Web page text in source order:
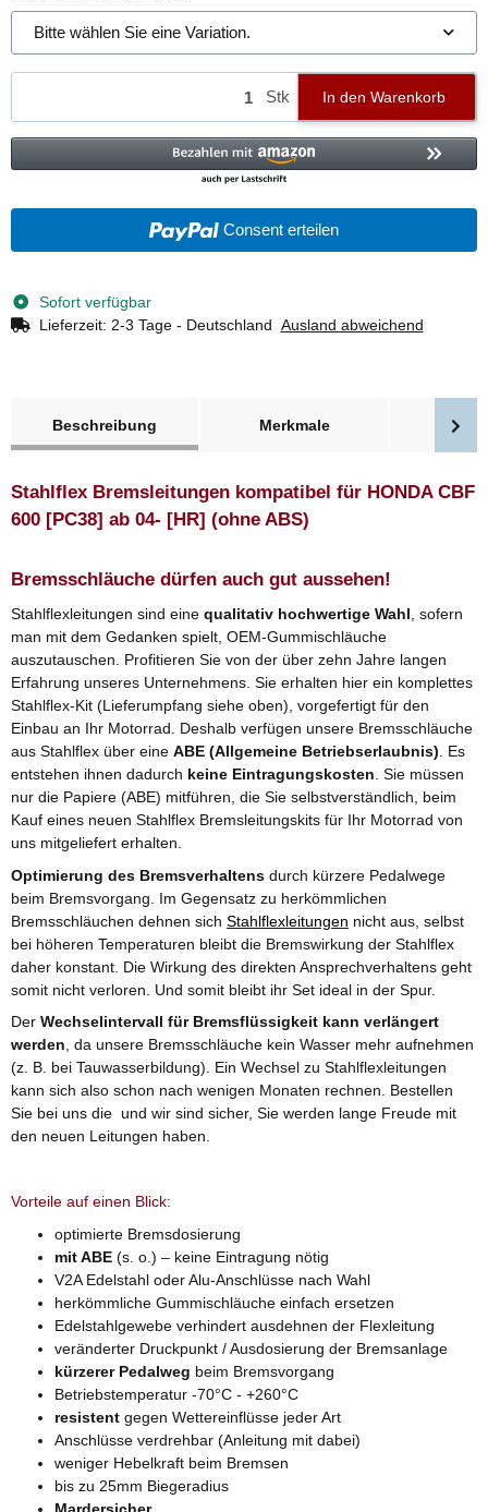
Bitte wählen Sie eine Variation.
Stk In den Warenkorb
Consent erteilen
Sofort verfügbar
Lieferzeit: 2-3 Tage - Deutschland Ausland abweichend
Beschreibung
Merkmale
Stahlflex Bremsleitungen kompatibel für HONDA CBF
600 [PC38] ab 04- [HR] (ohne ABS)
Bremsschläuche dürfen auch gut aussehen!
Stahlflexleitungen sind eine qualitativ hochwertige Wahl , sofern
man mit dem Gedanken spielt, OEM-Gummischläuche
auszutauschen. Profitieren Sie von der über zehn Jahre langen
Erfahrung unseres Unternehmens. Sie erhalten hier ein komplettes
Stahlflex-Kit (Lieferumpfang siehe oben), vorgefertigt für den
Einbau an Ihr Motorrad. Deshalb verfügen unsere Bremsschläuche
aus Stahlflex über eine ABE (Allgemeine Betriebserlaubnis) . Es
entstehen ihnen dadurch keine Eintragungskosten . Sie müssen
nur die Papiere (ABE) mitführen, die Sie selbstverständlich, beim
Kauf eines neuen Stahlflex Bremsleitungskits für Ihr Motorrad von
uns mitgeliefert erhalten.
Optimierung des Bremsverhaltens durch kürzere Pedalwege
beim Bremsvorgang. Im Gegensatz zu herkömmlichen
Bremsschläuchen dehnen sich Stahlflexleitungen nicht aus, selbst
bei höheren Temperaturen bleibt die Bremswirkung der Stahlflex
daher konstant. Die Wirkung des direkten Ansprechverhaltens geht
somit nicht verloren. Und somit bleibt ihr Set ideal in der Spur.
Der Wechselintervall für Bremsflüssigkeit kann verlängert
werden, da unsere Bremsschläuche kein Wasser mehr aufnehmen
(z. B. bei Tauwasserbildung). Ein Wechsel zu Stahlflexleitungen
kann sich also schon nach wenigen Monaten rechnen. Bestellen
Sie bei uns die und wir sind sicher, Sie werden lange Freude mit
den neuen Leitungen haben.
Vorteile auf einen Blick:
optimierte Bremsdosierung
mit ABE (s. o.) – keine Eintragung nötig
V2A Edelstahl oder Alu-Anschlüsse nach Wahl
herkömmliche Gummischläuche einfach ersetzen
Edelstahlgewebe verhindert ausdehnen der Flexleitung
veränderter Druckpunkt / Ausdosierung der Bremsanlage
kürzerer Pedalweg beim Bremsvorgang
Betriebstemperatur -70°C - +260°C
resistent gegen Wettereinflüsse jeder Art
Anschlüsse verdrehbar (Anleitung mit dabei)
weniger Hebelkraft beim Bremsen
bis zu 25mm Biegeradius
Mardersicher